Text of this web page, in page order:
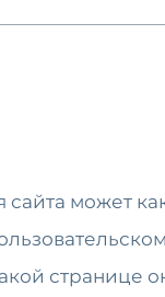
может
странице